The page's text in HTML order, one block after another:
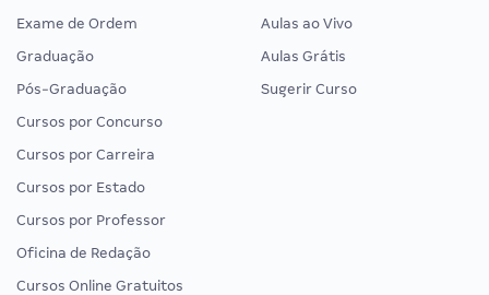
Exame de Ordem
Graduação
Pós-Graduação
Cursos por Concurso
Cursos por Carreira
Cursos por Estado
Cursos por Professor
Oficina de Redação
Cursos Online Gratuitos
Aulas ao Vivo
Aulas Grátis
Sugerir Curso